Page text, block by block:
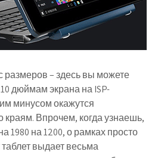
размеров – здесь вы можете
дюймам экрана на ISP-
минусом окажутся
краям. Впрочем, когда узнаешь,
1980 на 1200, о рамках просто
выдает весьма